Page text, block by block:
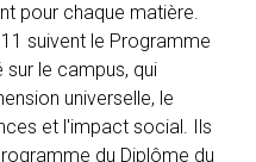
pour chaque matière.
suivent le Programme
sur le campus, qui
universelle, le
et l'impact social. Ils
du Diplôme du